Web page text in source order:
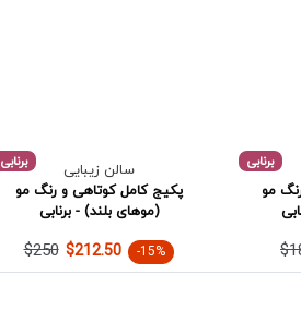
برنابی
مو
برنابی
سالن زیبایی
پکیج کامل کوتاهی و رنگ مو
(موهای بلند) - برنابی
$250 $212.50 -15%